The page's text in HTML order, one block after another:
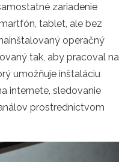
zariadenie
tablet, ale bez
operačný
tak, aby pracoval na
umožňuje inštaláciu
internete, sledovanie
prostredníctvom